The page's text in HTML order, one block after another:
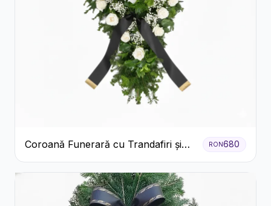
Coroană Funerară cu Trandafiri și
Crini
RON680